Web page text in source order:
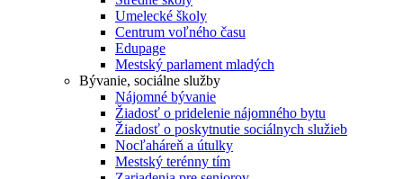
Umelecké školy
Centrum voľného času
Edupage
Mestský parlament mladých
Bývanie, sociálne služby
Nájomné bývanie
Žiadosť o pridelenie nájomného bytu
Žiadosť o poskytnutie sociálnych služieb
Nocľaháreň a útulky
Mestský terénny tím